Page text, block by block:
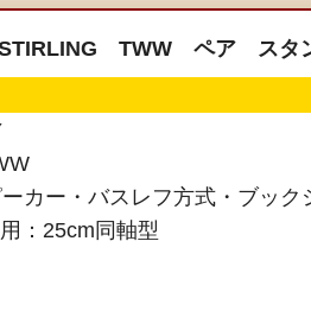
TWW ペア スタ
カー・バスレフ方式・ブック
：25cm同軸型